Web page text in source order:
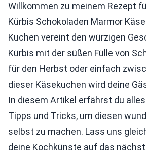
Willkommen zu meinem Rezept
Kürbis Schokoladen Marmor
Kuchen vereint den würzigen
Kürbis mit der süßen Fülle von
für den Herbst oder einfach
dieser Käsekuchen wird deine
In diesem Artikel erfährst du
Tipps und Tricks, um diesen
selbst zu machen. Lass uns
deine Kochkünste auf das